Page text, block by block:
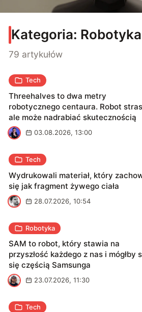
Kategoria: Robotyka
79 artykułów
Tech
Threehalves to dwa metry
robotycznego centaura. Robot
ale może nadrabiać skutecznością
M
03.08.2026, 13:00
Tech
Wydrukowali materiał, który
się jak fragment żywego ciała
M
28.07.2026, 10:54
Robotyka
SAM to robot, który stawia na
przyszłość każdego z nas i mógłby
się częścią Samsunga
B
23.07.2026, 11:30
Tech